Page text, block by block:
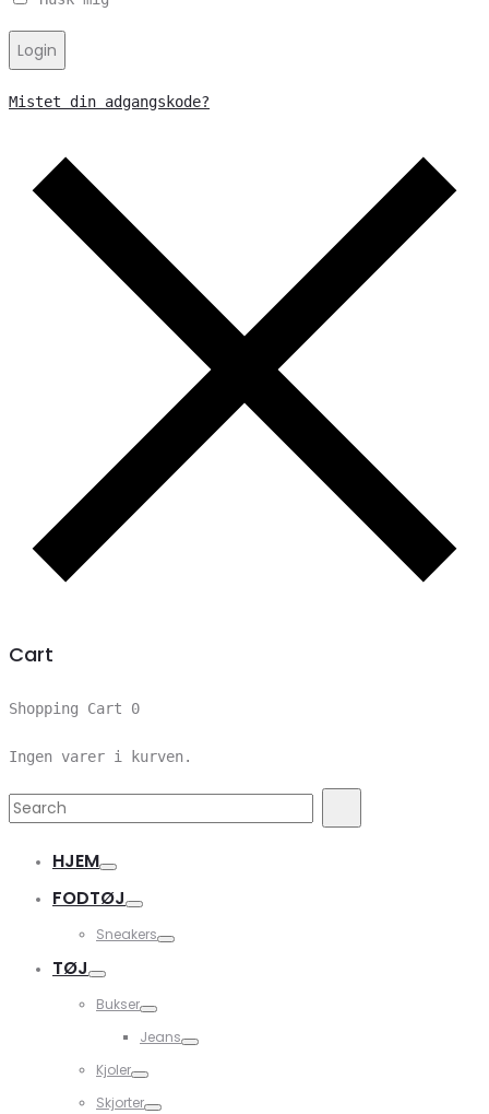
Login
Mistet din adgangskode?
Cart
Shopping Cart 0
Ingen varer i kurven.
Search
HJEM
FODTØJ
Sneakers
TØJ
Bukser
Jeans
Kjoler
Skjorter